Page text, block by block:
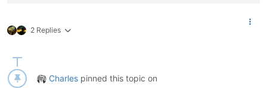
2 Replies
Charles pinned this topic on